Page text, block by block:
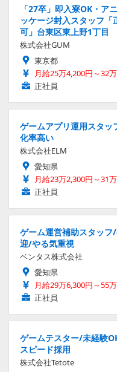
「27卒」即入寮OK・ア
ッケージ封入スタッフ
可」台東区東上野1丁目
株式会社GUM
東京都
月給25万4,200円～32
正社員
ゲームアプリ運用スタ
化率高い
株式会社ELM
愛知県
月給23万2,300円～31
正社員
ゲーム運営補助スタッ
迎/やる気重視
ベンタス株式会社
愛知県
月給29万6,300円～55
正社員
ゲームテスター/未経験
スピード採用
株式会社Tetote